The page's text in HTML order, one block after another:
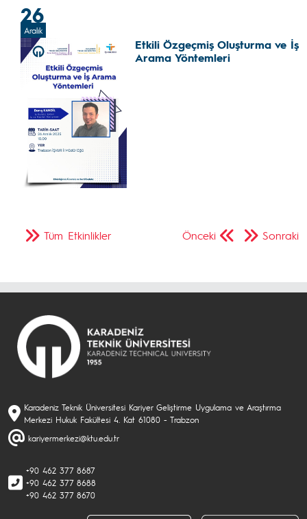
26
Aralık
Etkili Özgeçmiş Oluşturma ve İş
Arama Yöntemleri
Önceki Sonraki
Tüm Etkinlikler
Karadeniz Teknik Üniversitesi Kariyer Geliştirme Uygulama ve Araştırma
Merkezi Hukuk Fakültesi 4. Kat 61080 - Trabzon
kariyermerkezi@ktu.edu.tr
+90 462 377 8687
+90 462 377 8688
+90 462 377 8670